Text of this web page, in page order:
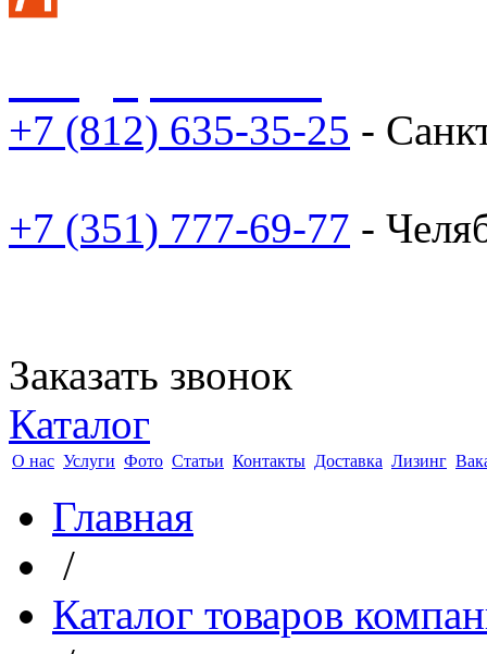
+7 (812) 635-35-25 -
+7 (351) 777-69-77 -
Заказать звонок
Каталог
О нас Услуги Фото Статьи Контакты Доставка Лизинг
Главная
/
Каталог товаров